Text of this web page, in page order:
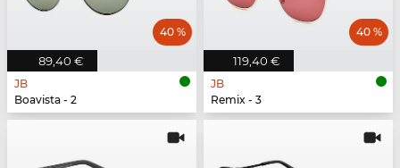
89,40 €
40 %
JB
Boavista - 2
119,40 €
40 %
JB
Remix - 3